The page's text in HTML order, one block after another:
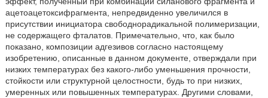
ацетоацетоксифрагмента, непредвиденно увеличился в
присутствии инициатора свободнорадикальной полимеризации,
не содержащего фталатов. Примечательно, что, как было
показано, композиции адгезивов согласно настоящему
изобретению, описанные в данном документе, отверждали при
низких температурах без какого-либо уменьшения прочности,
стойкости или структурной целостности, будь то при низких,
умеренных или повышенных температурах. Другими словами,